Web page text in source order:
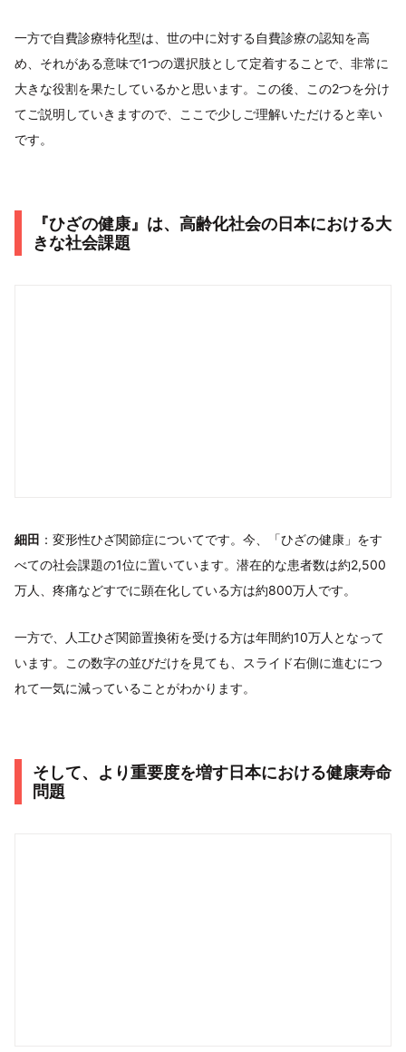
一方で自費診療特化型は、世の中に対する自費診療の認知を高
め、それがある意味で1つの選択肢として定着することで、非常に
大きな役割を果たしているかと思います。この後、この2つを分け
てご説明していきますので、ここで少しご理解いただけると幸い
です。
『ひざの健康』は、高齢化社会の日本における大
きな社会課題
細田 ：変形性ひざ関節症についてです。今、「ひざの健康」をす
べての社会課題の1位に置いています。潜在的な患者数は約2,500
万人、疼痛などすでに顕在化している方は約800万人です。
一方で、人工ひざ関節置換術を受ける方は年間約10万人となって
います。この数字の並びだけを見ても、スライド右側に進むにつ
れて一気に減っていることがわかります。
そして、より重要度を増す日本における健康寿命
問題